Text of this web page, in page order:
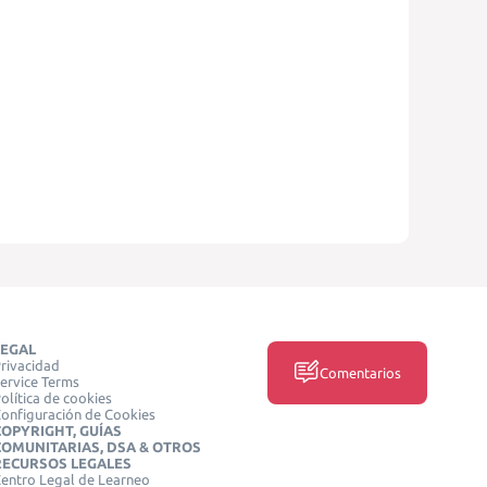
Terms
de cookies
de Cookies
GUÍAS
DSA & OTROS
LEGALES
Legal de Learneo
Comentarios